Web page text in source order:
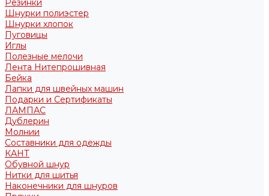
Резинки
Шнурки полиэстер
Шнурки хлопок
Пуговицы
Иглы
Полезные мелочи
Лента Нитепрошивная
Бейка
Лапки для швейных машин
Подарки и Сертификаты
ЛАМПАС
Дублерин
Молнии
Составники для одежды
КАНТ
Обувной шнур
Нитки для шитья
Наконечники для шнуров